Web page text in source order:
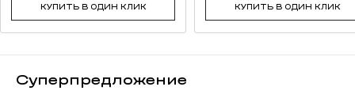
КУПИТЬ В ОДИН КЛИК КУПИТЬ В ОДИН КЛИК
Суперпредложение